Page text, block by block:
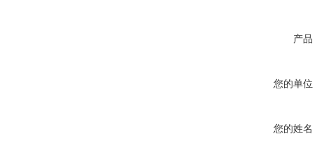
产品
您的单位
您的姓名